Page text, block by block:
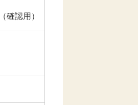
（確認用）